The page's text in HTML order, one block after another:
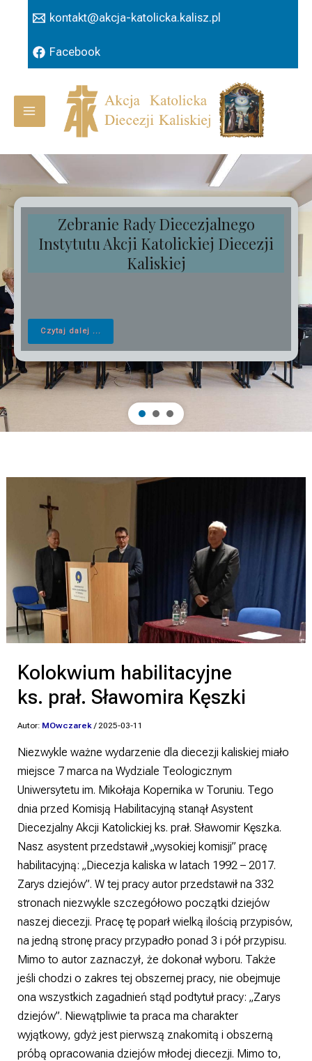
kontakt@akcja-katolicka.kalisz.pl
Facebook
Main
Menu
Zebranie Rady Diecezjalnego
Instytutu Akcji Katolickiej Diecezji
Kaliskiej
Czytaj dalej ...
Kolokwium habilitacyjne
ks. prał. Sławomira Kęszki
Autor: MOwczarek/ 2025-03-11
Niezwykle ważne wydarzenie dla diecezji kaliskiej miało
miejsce 7 marca na Wydziale Teologicznym
Uniwersytetu im. Mikołaja Kopernika w Toruniu. Tego
dnia przed Komisją Habilitacyjną stanął Asystent
Diecezjalny Akcji Katolickiej ks. prał. Sławomir Kęszka.
Nasz asystent przedstawił „wysokiej komisji” pracę
habilitacyjną: „Diecezja kaliska w latach 1992 – 2017.
Zarys dziejów”. W tej pracy autor przedstawił na 332
stronach niezwykle szczegółowo początki dziejów
naszej diecezji. Pracę tę poparł wielką ilością przypisów,
na jedną stronę pracy przypadło ponad 3 i pół przypisu.
Mimo to autor zaznaczył, że dokonał wyboru. Także
jeśli chodzi o zakres tej obszernej pracy, nie obejmuje
ona wszystkich zagadnień stąd podtytuł pracy: „Zarys
dziejów”. Niewątpliwie ta praca ma charakter
wyjątkowy, gdyż jest pierwszą znakomitą i obszerną
próbą opracowania dziejów młodej diecezji. Mimo to,